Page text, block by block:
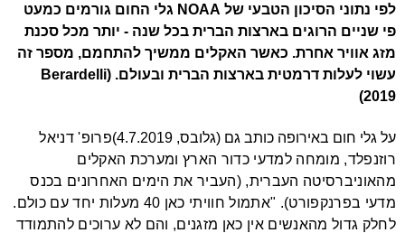
לפי נתוני הסיכון הטבעי של NOAA גלי החום גורמים כמעט
פי שניים הרוגים בארצות הברית בכל שנה - יותר מכל סכנת
מזג אוויר אחרת. כאשר האקלים ממשיך להתחמם, מספר זה
עשוי לעלות דרמטית בארצות הברית ובעולם. (Berardelli
2019)
על גלי חום באירופה כותב גם (גלובס, 4.7.2019)
פרופ' דניאל
רוזנפלד, מומחה למדעי כדור הארץ ומערכת האקלים
מהאוניברסיטה העברית, (העביר את הימים האחרונים בכנס
מדעי בפרנקפורט). "אתמול חוויתי כאן 40 מעלות יחד עם כולם.
לחלק גדול מהאנשים אין כאן מזגנים, והם לא ערוכים להתמודד